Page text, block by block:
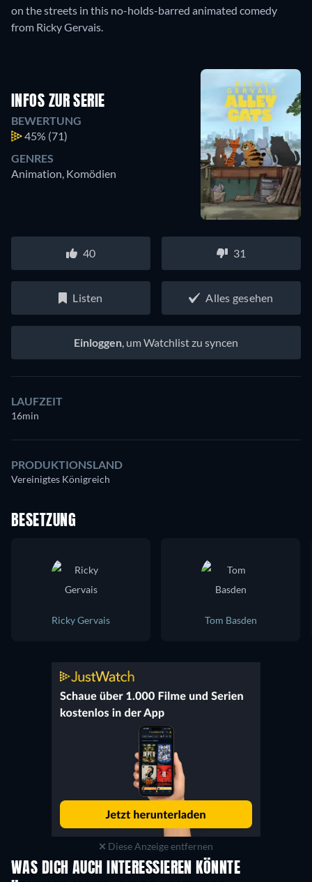
on the streets in this no-holds-barred animated comedy
from Ricky Gervais.
INFOS ZUR SERIE
BEWERTUNG
45% (71)
GENRES
Animation, Komödien
40 31
Listen Alles gesehen
Einloggen, um Watchlist zu syncen
LAUFZEIT
16min
PRODUKTIONSLAND
Vereinigtes Königreich
BESETZUNG
Ricky Gervais Tom Basden
Diese Anzeige entfernen
WAS DICH AUCH INTERESSIEREN KÖNNTE
Serie Serie